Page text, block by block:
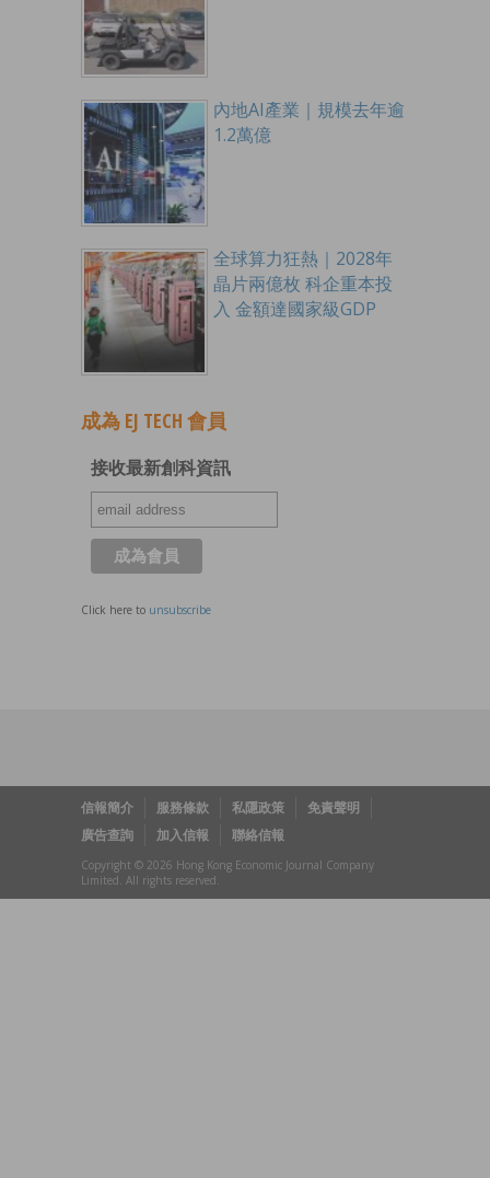
內地AI產業｜規模去年逾
1.2萬億
全球算力狂熱｜2028年
晶片兩億枚 科企重本投
入 金額達國家級GDP
成為 EJ TECH 會員
接收最新創科資訊
Click here to unsubscribe
信報簡介 服務條款 私隱政策
免責聲明
廣告查詢
加入信報 聯絡信報
Copyright © 2026 Hong Kong Economic Journal Company
Limited. All rights reserved.